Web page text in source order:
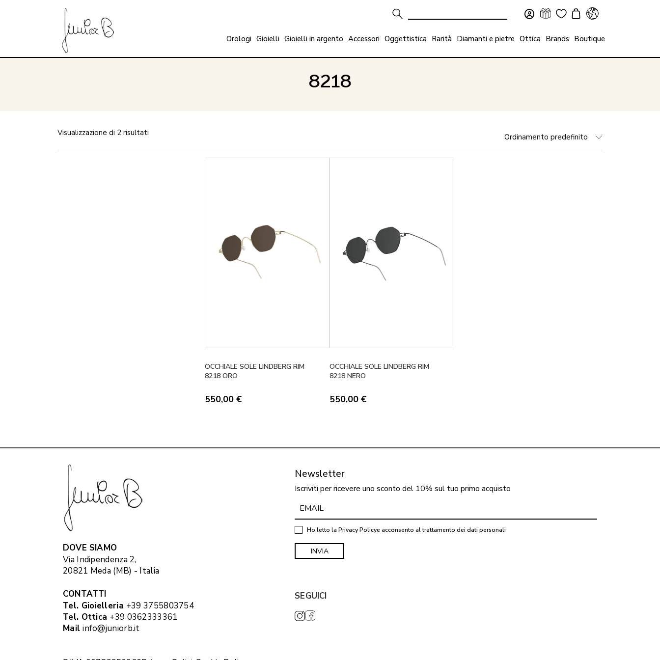
Orologi Gioielli Gioielli in argento Accessori Oggettistica Rarità Diamanti e pietre Ottica Brands Boutique
8218
Visualizzazione di 2 risultati Ordinamento predefinito
OCCHIALE SOLE LINDBERG RIM
8218 ORO
550,00 €
OCCHIALE SOLE LINDBERG RIM
8218 NERO
550,00 €
DOVE SIAMO
Via Indipendenza 2,
20821 Meda (MB) - Italia
CONTATTI
Tel. Gioielleria +39 3755803754
Tel. Ottica +39 0362333361
Mail info@juniorb.it
Newsletter
Iscriviti per ricevere uno sconto del 10% sul tuo primo acquisto
Ho letto laPrivacy Policye acconsento al trattamento dei dati personali
SEGUICI